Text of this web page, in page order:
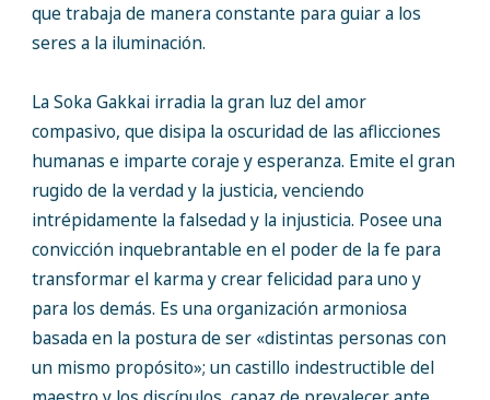
que trabaja de manera constante para guiar a los
seres a la iluminación.
La Soka Gakkai irradia la gran luz del amor
compasivo, que disipa la oscuridad de las aflicciones
humanas e imparte coraje y esperanza. Emite el gran
rugido de la verdad y la justicia, venciendo
intrépidamente la falsedad y la injusticia. Posee una
convicción inquebrantable en el poder de la fe para
transformar el karma y crear felicidad para uno y
para los demás. Es una organización armoniosa
basada en la postura de ser «distintas personas con
un mismo propósito»; un castillo indestructible del